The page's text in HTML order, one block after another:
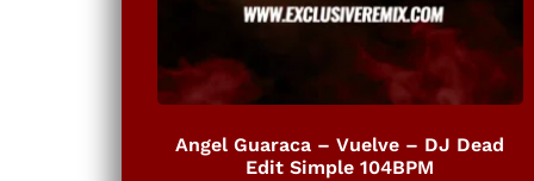
Angel Guaraca – Vuelve – DJ Dead
Edit Simple 104BPM